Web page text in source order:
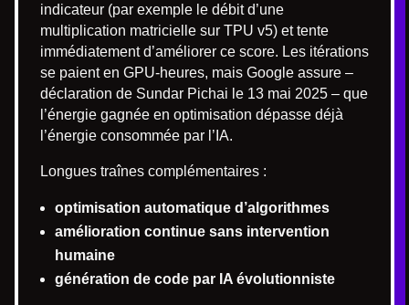
indicateur (par exemple le débit d’une
multiplication matricielle sur TPU v5) et tente
immédiatement d’améliorer ce score. Les itérations
se paient en GPU-heures, mais Google assure –
déclaration de Sundar Pichai le 13 mai 2025 – que
l’énergie gagnée en optimisation dépasse déjà
l’énergie consommée par l’IA.
Longues traînes complémentaires :
optimisation automatique d’algorithmes
amélioration continue sans intervention
humaine
génération de code par IA évolutionniste